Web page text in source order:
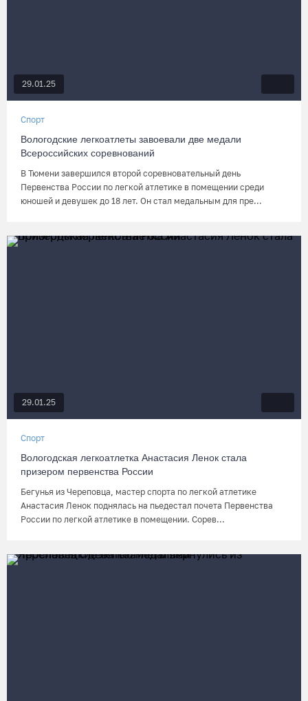
29.01.25
Спорт
Вологодские легкоатлеты завоевали две медали
Всероссийских соревнований
В Тюмени завершился второй соревновательный день
Первенства России по легкой атлетике в помещении среди
юношей и девушек до 18 лет. Он стал медальным для пре...
29.01.25
Спорт
Вологодская легкоатлетка Анастасия Ленок стала
призером первенства России
Бегунья из Череповца, мастер спорта по легкой атлетике
Анастасия Ленок поднялась на пьедестал почета Первенства
России по легкой атлетике в помещении. Сорев...